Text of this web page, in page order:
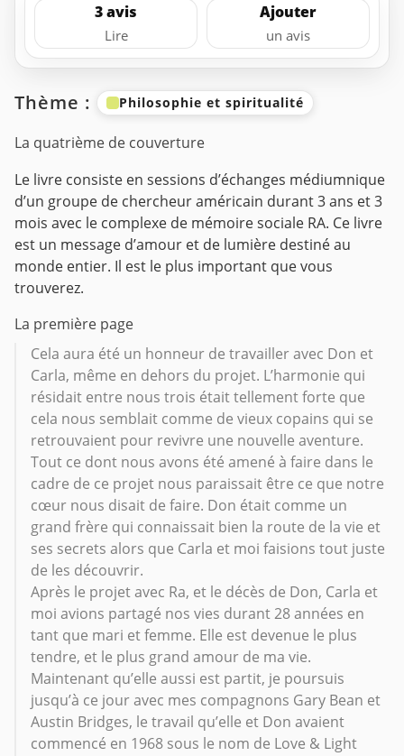
3 avis
Lire
Ajouter
un avis
Thème : Philosophie et spiritualité
La quatrième de couverture
Le livre consiste en sessions d’échanges médiumnique
d’un groupe de chercheur américain durant 3 ans et 3
mois avec le complexe de mémoire sociale RA. Ce livre
est un message d’amour et de lumière destiné au
monde entier. Il est le plus important que vous
trouverez.
La première page
Cela aura été un honneur de travailler avec Don et
Carla, même en dehors du projet. L’harmonie qui
résidait entre nous trois était tellement forte que
cela nous semblait comme de vieux copains qui se
retrouvaient pour revivre une nouvelle aventure.
Tout ce dont nous avons été amené à faire dans le
cadre de ce projet nous paraissait être ce que notre
cœur nous disait de faire. Don était comme un
grand frère qui connaissait bien la route de la vie et
ses secrets alors que Carla et moi faisions tout juste
de les découvrir.
Après le projet avec Ra, et le décès de Don, Carla et
moi avions partagé nos vies durant 28 années en
tant que mari et femme. Elle est devenue le plus
tendre, et le plus grand amour de ma vie.
Maintenant qu’elle aussi est partit, je poursuis
jusqu’à ce jour avec mes compagnons Gary Bean et
Austin Bridges, le travail qu’elle et Don avaient
commencé en 1968 sous le nom de Love & Light